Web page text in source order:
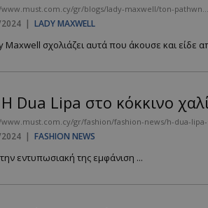
gr/blogs/lady-maxwell/ton-pathwn…
| LADY MAXWELL
Maxwell σχολιάζει αυτά που άκουσε και είδε
H Dua Lipa στο κόκκινο
gr/fashion/fashion-news/h-dua-
| FASHION NEWS
εντυπωσιακή της εμφάνιση ...